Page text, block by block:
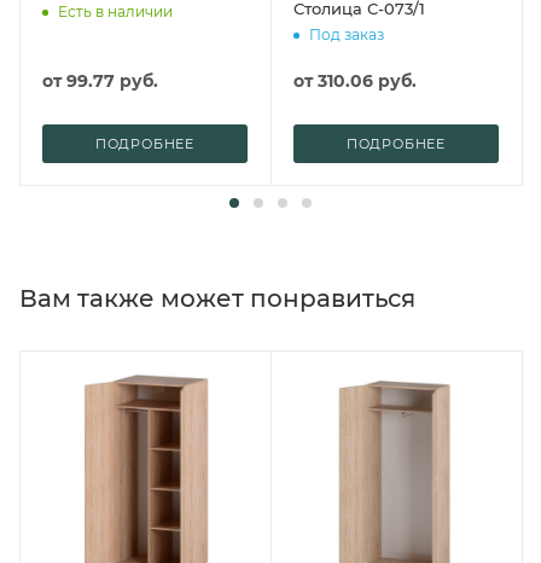
Есть в наличии
от99.77 руб.
ПОДРОБНЕЕ
Столица С-073/1
Под заказ
от310.06 руб.
ПОДРОБНЕЕ
Вам также может понравиться